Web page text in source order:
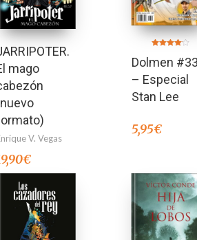
mago
V. Vegas
€
en
4.00
Dolmen
– Especial
Stan Lee
5,95€